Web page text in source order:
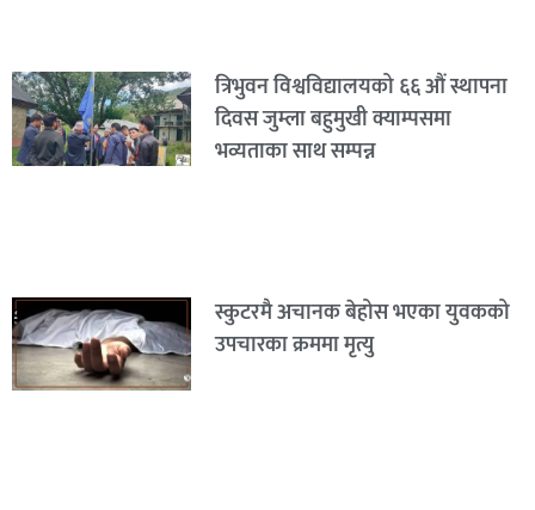
त्रिभुवन विश्वविद्यालयको ६६ औं स्थापना
दिवस जुम्ला बहुमुखी क्याम्पसमा
भव्यताका साथ सम्पन्न
स्कुटरमै अचानक बेहोस भएका युवकको
उपचारका क्रममा मृत्यु